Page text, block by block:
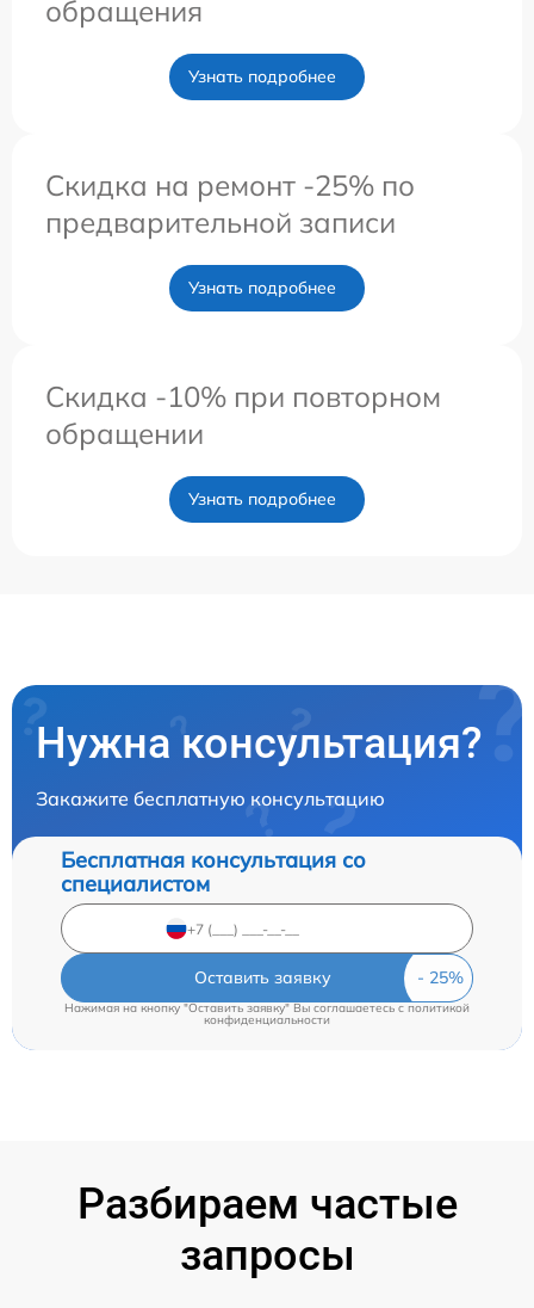
обращения
Узнать подробнее
Скидка на ремонт -25% по
предварительной записи
Узнать подробнее
Скидка -10% при повторном
обращении
Узнать подробнее
Нужна консультация?
Закажите бесплатную консультацию
Бесплатная консультация со
специалистом
Оставить заявку
Нажимая на кнопку "Оставить заявку" Вы соглашаетесь cполитикой
конфиденциальности
Разбираем частые
запросы